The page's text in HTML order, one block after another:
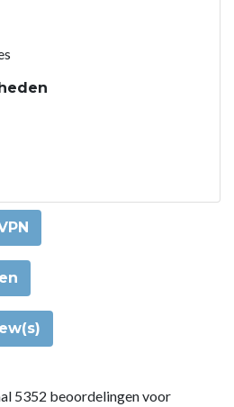
5352 beoordelingen voor